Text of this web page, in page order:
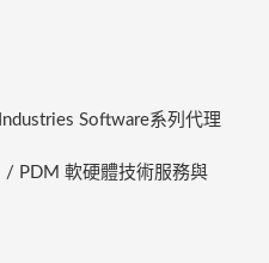
Software系列代理
PDM 軟硬體技術服務與